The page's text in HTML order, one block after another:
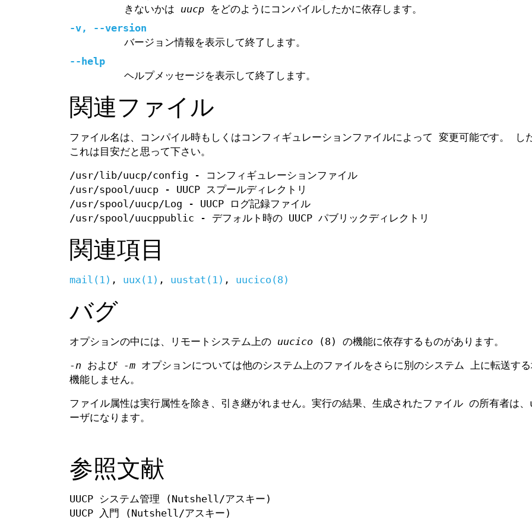
きないかは uucpをどのようにコンパイルしたかに依存します。
-v, --version
バージョン情報を表示して終了します。
--help
ヘルプメッセージを表示して終了します。
関連ファイル
ファイル名は、コンパイル時もしくはコンフィギュレーションファイルによって 変更可能です。 し
これは目安だと思って下さい。
/usr/lib/uucp/config - コンフィギュレーションファイル
/usr/spool/uucp - UUCP スプールディレクトリ
/usr/spool/uucp/Log - UUCP ログ記録ファイル
/usr/spool/uucppublic - デフォルト時の UUCP パブリックディレクトリ
関連項目
mail(1) , uux(1) , uustat(1) , uucico(8)
バグ
オプションの中には、リモートシステム上の uucico (8) の機能に依存するものがあります。
-n および -m オプションについては他のシステム上のファイルをさらに別のシステム 上に転送す
機能しません。
ファイル属性は実行属性を除き、引き継がれません。実行の結果、生成されたファイル の所有者は
ーザになります。
参照文献
UUCP システム管理 (Nutshell/アスキー)
UUCP 入門 (Nutshell/アスキー)